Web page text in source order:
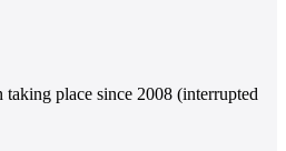
place since 2008 (interrupted